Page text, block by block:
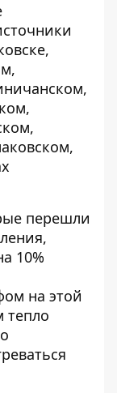
перешли
10%
на этой
тепло